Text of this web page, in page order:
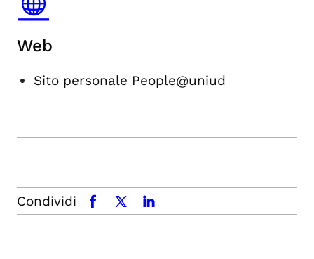
Web
Sito personale People@uniud
Condividi facebookx.comlinkedin